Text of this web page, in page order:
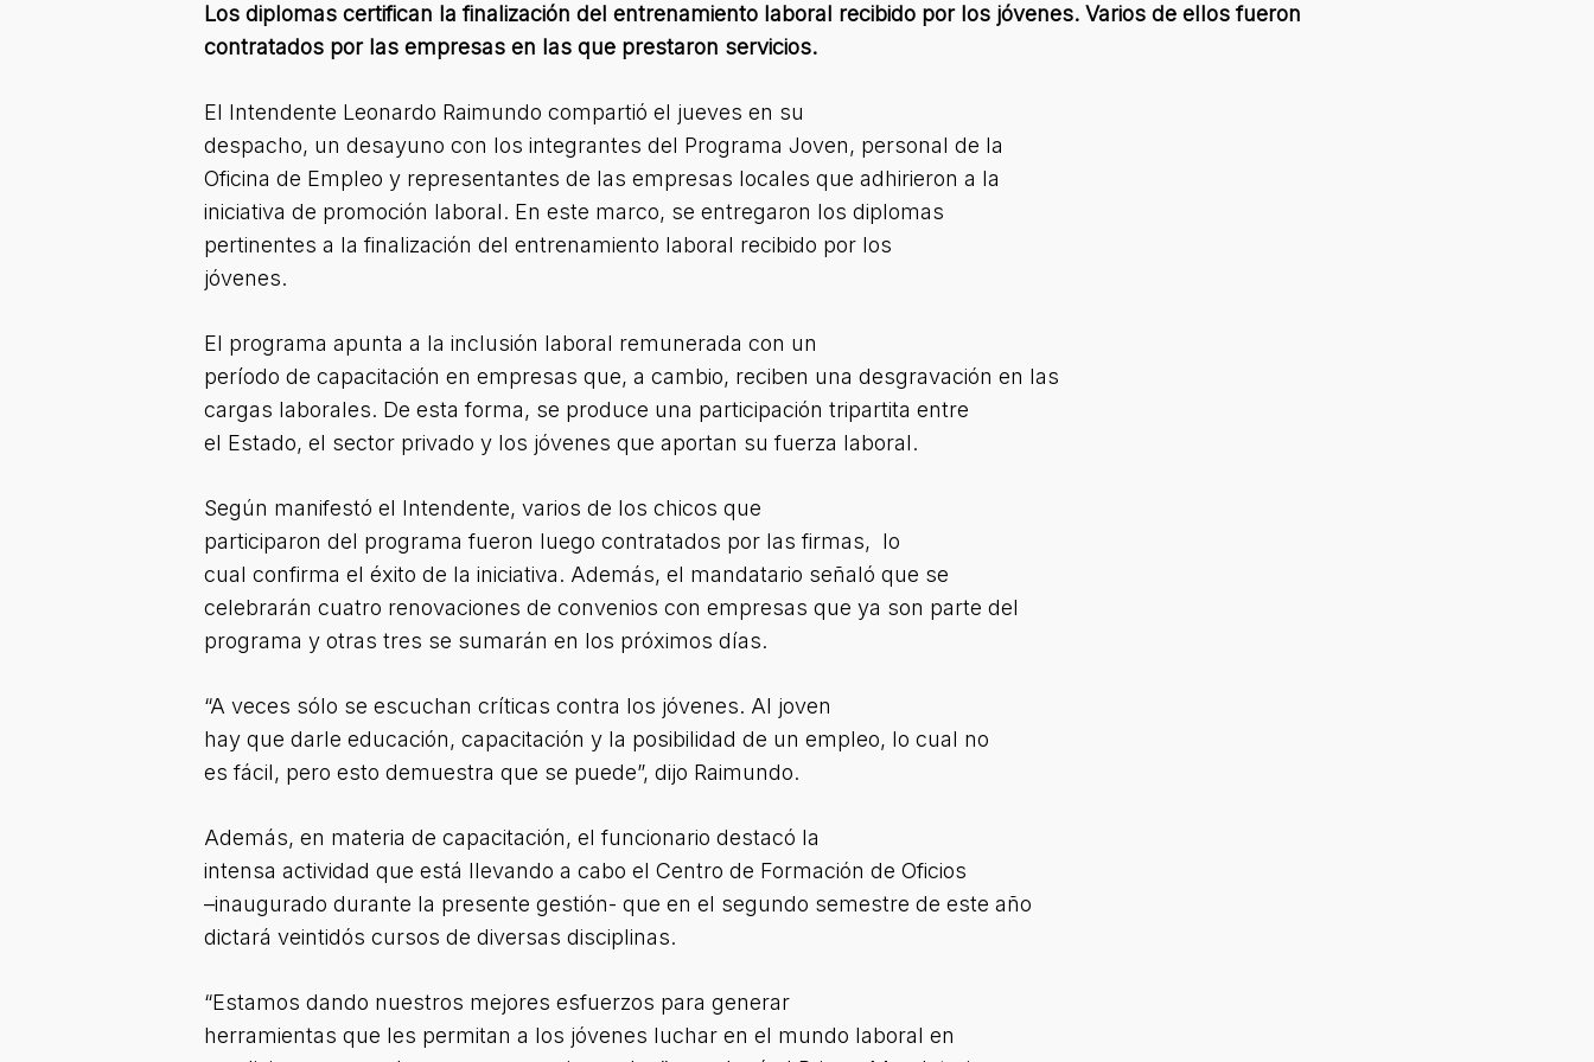
Los diplomas certifican la finalización del entrenamiento laboral recibido por los jóvenes. Varios de ellos fueron
contratados por las empresas en las que prestaron servicios.
El Intendente Leonardo Raimundo compartió el jueves en su
despacho, un desayuno con los integrantes del Programa Joven, personal de la
Oficina de Empleo y representantes de las empresas locales que adhirieron a la
iniciativa de promoción laboral. En este marco, se entregaron los diplomas
pertinentes a la finalización del entrenamiento laboral recibido por los
jóvenes.
El programa apunta a la inclusión laboral remunerada con un
período de capacitación en empresas que, a cambio, reciben una desgravación en las
cargas laborales. De esta forma, se produce una participación tripartita entre
el Estado, el sector privado y los jóvenes que aportan su fuerza laboral.
Según manifestó el Intendente, varios de los chicos que
participaron del programa fueron luego contratados por las firmas, lo
cual confirma el éxito de la iniciativa. Además, el mandatario señaló que se
celebrarán cuatro renovaciones de convenios con empresas que ya son parte del
programa y otras tres se sumarán en los próximos días.
“A veces sólo se escuchan críticas contra los jóvenes. Al joven
hay que darle educación, capacitación y la posibilidad de un empleo, lo cual no
es fácil, pero esto demuestra que se puede”, dijo Raimundo.
Además, en materia de capacitación, el funcionario destacó la
intensa actividad que está llevando a cabo el Centro de Formación de Oficios
–inaugurado durante la presente gestión- que en el segundo semestre de este año
dictará veintidós cursos de diversas disciplinas.
“Estamos dando nuestros mejores esfuerzos para generar
herramientas que les permitan a los jóvenes luchar en el mundo laboral en